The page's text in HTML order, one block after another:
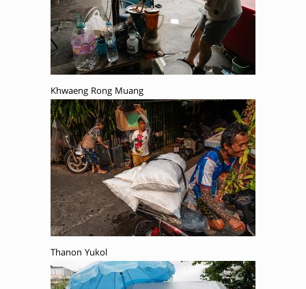
Khwaeng Rong Muang
Thanon Yukol